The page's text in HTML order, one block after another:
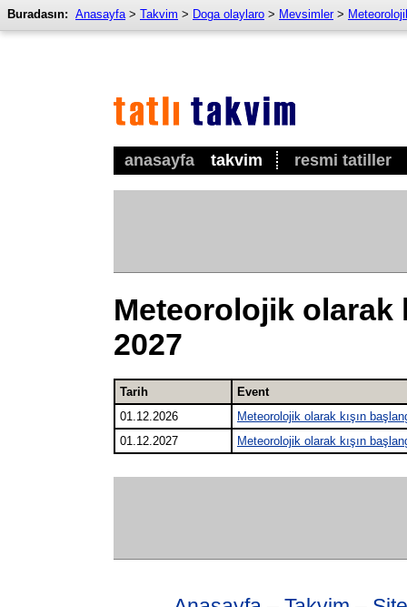
anasayfa takvim resmi tatiller
Buradasın: Anasayfa> Takvim > Doga olaylaro > Mevsimler>
Meteorolojik olarak
2027
Tarih
Event
01.12.2026
Meteorolojik olarak kışın
01.12.2027
Meteorolojik olarak kışın